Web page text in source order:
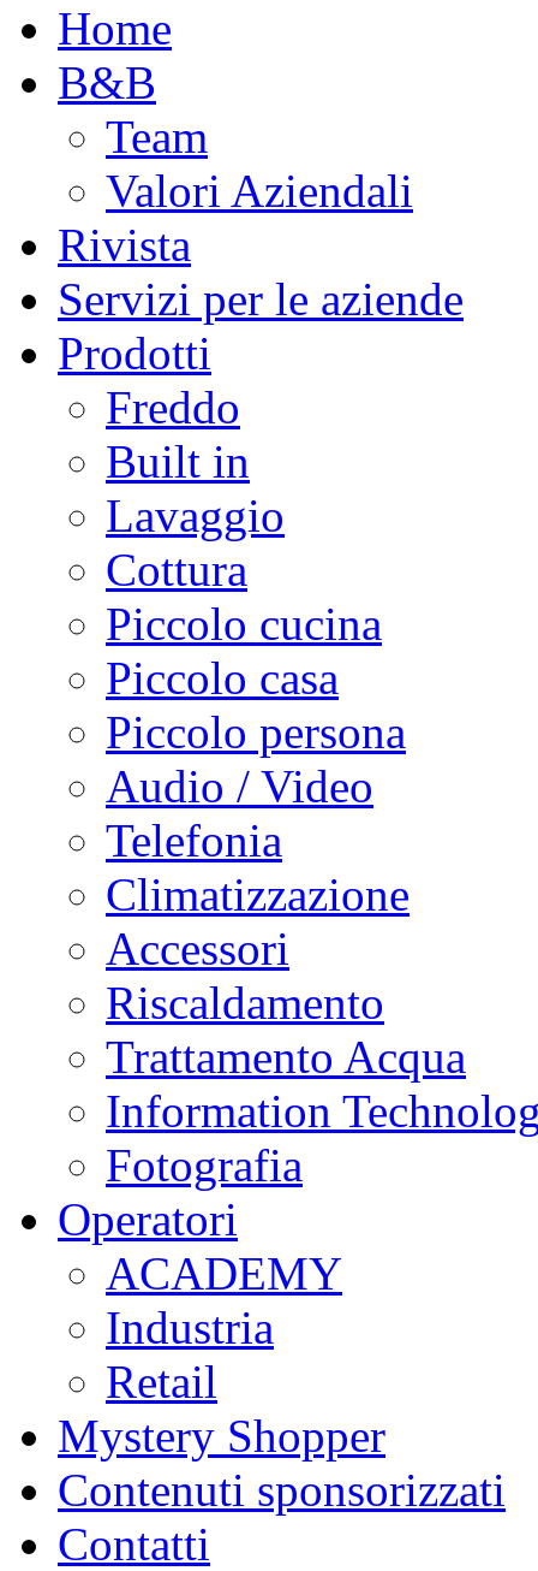
Home
B&B
Team
Valori Aziendali
Rivista
Servizi per le aziende
Prodotti
Freddo
Built in
Lavaggio
Cottura
Piccolo cucina
Piccolo casa
Piccolo persona
Audio / Video
Telefonia
Climatizzazione
Accessori
Riscaldamento
Trattamento Acqua
Information
Fotografia
Operatori
ACADEMY
Industria
Retail
Mystery Shopper
Contenuti sponsorizzati
Contatti